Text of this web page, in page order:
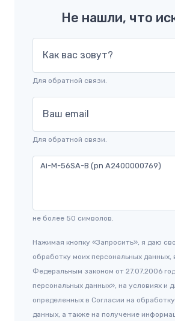
Не нашли, что
Как вас зовут?
Для обратной связи.
Ваш email
Для обратной связи.
не более 50 символов.
Нажимая кнопку «Запросить», я даю
обработку моих персональных данных,
Федеральным законом от 27.07.2006
персональных данных», на условиях и
определенных в Согласии на
данных, а также на получение